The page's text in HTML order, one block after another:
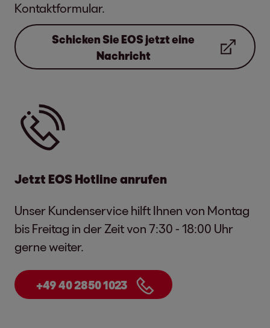
Kontaktformular.
Schicken Sie EOS jetzt eine
Nachricht
Jetzt EOS Hotline anrufen
Unser Kundenservice hilft Ihnen von Montag
bis Freitag in der Zeit von 7:30 - 18:00 Uhr
gerne weiter.
+49 40 2850 1023